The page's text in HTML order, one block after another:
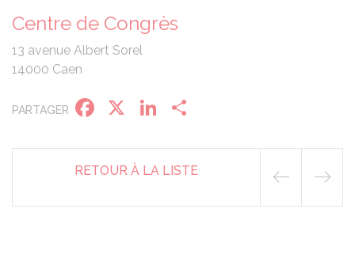
Centre de Congrès
13 avenue Albert Sorel
14000 Caen
PARTAGER Facebook
X LinkedIn
RETOUR À LA LISTE